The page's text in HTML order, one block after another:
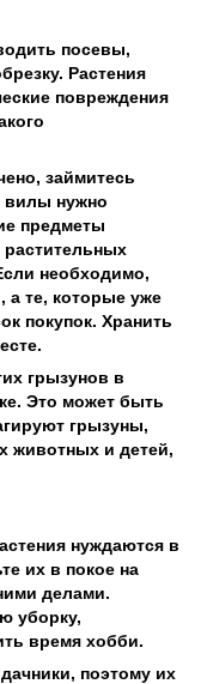
посевы,
Растения
повреждения
займитесь
вилы нужно
предметы
растительных
необходимо,
а те, которые уже
покупок. Хранить
грызунов в
Это может быть
грызуны,
животных и детей,
нуждаются в
их в покое на
делами.
уборку,
время хобби.
поэтому их